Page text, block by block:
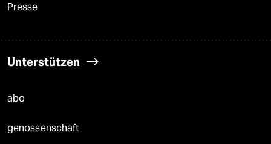
Presse
Unterstützen
abo
genossenschaft